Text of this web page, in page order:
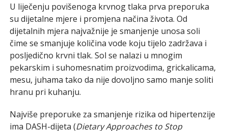
U liječenju povišenoga krvnog tlaka prva preporuka
su dijetalne mjere i promjena načina života. Od
dijetalnih mjera najvažnije je smanjenje unosa soli
čime se smanjuje količina vode koju tijelo zadržava i
posljedično krvni tlak. Sol se nalazi u mnogim
pekarskim i suhomesnatim proizvodima, grickalicama,
mesu, juhama tako da nije dovoljno samo manje soliti
hranu pri kuhanju.
Najviše preporuke za smanjenje rizika od hipertenzije
ima DASH-dijeta (Dietary Approaches to Stop